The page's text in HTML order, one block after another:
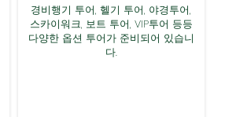
​경비행기 투어, 헬기 투어, 야경투어,
스카이워크, 보트 투어, VIP투어 등등
다양한 옵션 투어가 준비되어 있습니
다.